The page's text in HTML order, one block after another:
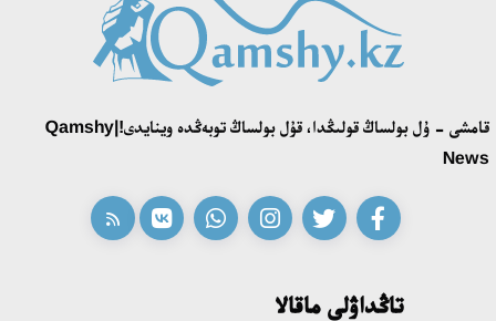
قامشى - ۇل بولساڭ قولىڭدا، قۇل بولساڭ توبەڭدە وينايدى!|Qamshy
News
تاڭداۋلى ماقالا